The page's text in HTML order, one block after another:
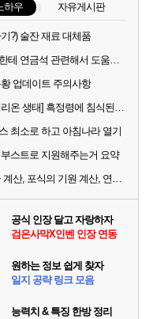
하우 자유게시판
?) 술잔 재료 대체품
뉴비들한테 연금석 관련해서 도움이 될까해서..(벨의심장 등)
업데이트 주의사항
[아에테리온 생태] 흑정령에 침식된 검사/용병
최소로 하고 아침나라 열기
스트로 지원해주는거 요약
펄 효율 계산, 포식의 기원 계산, 연금석 계산 사이트 공유
공식 인장 달고 자랑하자
검은사막X인벤 인장 연동
원하는 정보 쉽게 찾자
일지 공략 링크 모음
능력치 & 특징 한방 정리